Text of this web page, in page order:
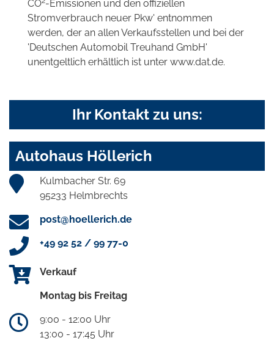
CO -Emissionen und den offiziellen
Stromverbrauch neuer Pkw' entnommen
werden, der an allen Verkaufsstellen und bei der
'Deutschen Automobil Treuhand GmbH'
unentgeltlich erhältlich ist unter www.dat.de.
Ihr Kontakt zu uns:
Autohaus Höllerich
Kulmbacher Str. 69
95233 Helmbrechts
post@hoellerich.de
+49 92 52 / 99 77-0
Verkauf
Montag bis Freitag
9:00 - 12:00 Uhr
13:00 - 17:45 Uhr